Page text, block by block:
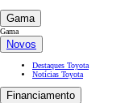
Gama
Gama
Novos
Destaques Toyota
Notícias Toyota
Financiamento